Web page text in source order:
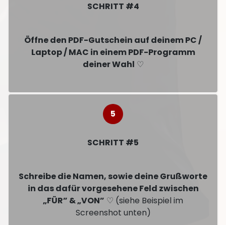
SCHRITT #4
Öffne den PDF-Gutschein auf deinem PC /
Laptop / MAC in einem PDF-Programm
deiner Wahl ♡
SCHRITT #5
Schreibe die Namen, sowie deine Grußworte
in das dafür vorgesehene Feld zwischen
„FÜR” & „VON” ♡ (siehe Beispiel im
Screenshot unten)